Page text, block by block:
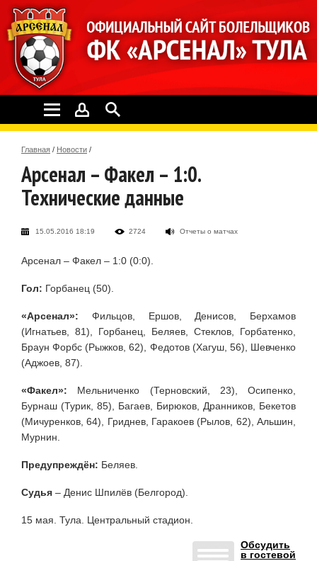
Главная / Новости /
Арсенал – Факел – 1:0.
Технические данные
15.05.2016 18:19 2724 Отчеты о матчах
Арсенал – Факел – 1:0 (0:0).
Гол: Горбанец (50).
«Арсенал»: Фильцов, Ершов, Денисов, Берхамов
(Игнатьев, 81), Горбанец, Беляев, Стеклов, Горбатенко,
Браун Форбс (Рыжков, 62), Федотов (Хагуш, 56), Шевченко
(Аджоев, 87).
«Факел»: Мельниченко (Терновский, 23), Осипенко,
Бурнаш (Турик, 85), Багаев, Бирюков, Дранников, Бекетов
(Мичуренков, 64), Гриднев, Гаракоев (Рылов, 62), Альшин,
Мурнин.
Предупреждён: Беляев.
Судья – Денис Шпилёв (Белгород).
15 мая. Тула. Центральный стадион.
Обсудить
в гостевой